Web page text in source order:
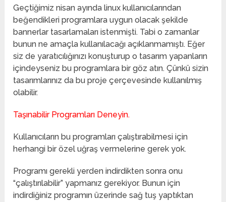
Geçtiğimiz nisan ayında linux kullanıcılarından
beğendikleri programlara uygun olacak şekilde
bannerlar tasarlamaları istenmişti. Tabi o zamanlar
bunun ne amaçla kullanılacağı açıklanmamıştı. Eğer
siz de yaratıcılığınızı konuşturup o tasarım yapanların
içindeyseniz bu programlara bir göz atın. Çünkü sizin
tasarımlarınız da bu proje çerçevesinde kullanılmış
olabilir.
Taşınabilir Programları Deneyin.
Kullanıcıların bu programları çalıştırabilmesi için
herhangi bir özel uğraş vermelerine gerek yok.
Programı gerekli yerden indirdikten sonra onu
“çalıştırılabilir” yapmanız gerekiyor. Bunun için
indirdiğiniz programın üzerinde sağ tuş yaptıktan